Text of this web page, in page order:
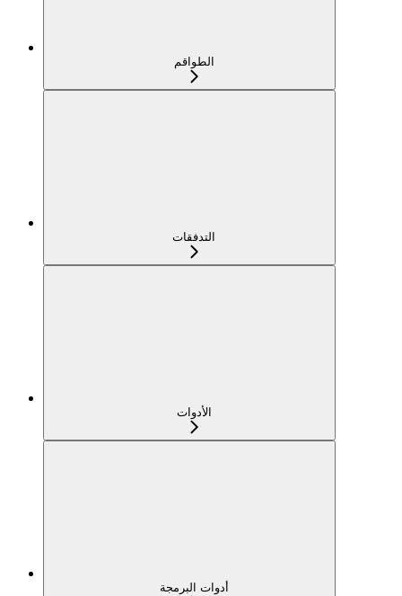
الطواقم
التدفقات
الأدوات
أدوات البرمجة